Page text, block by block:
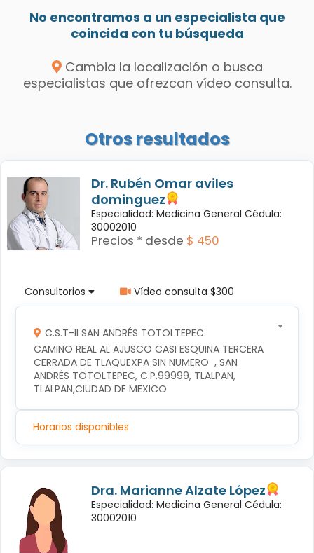
No encontramos a un especialista que
coincida con tu búsqueda
Cambia la localización o busca
especialistas que ofrezcan vídeo consulta.
Otros resultados
Dr. Rubén Omar aviles
dominguez
Especialidad: Medicina General Cédula:
30002010
Precios * desde $ 450
Consultorios Vídeo consulta $300
C.S.T-II SAN ANDRÉS TOTOLTEPEC
CAMINO REAL AL AJUSCO CASI ESQUINA TERCERA
CERRADA DE TLAQUEXPA SIN NUMERO  , SAN
ANDRÉS TOTOLTEPEC, C.P.99999, TLALPAN,
TLALPAN,CIUDAD DE MEXICO
Horarios disponibles
Dra. Marianne Alzate López
Especialidad: Medicina General Cédula:
30002010